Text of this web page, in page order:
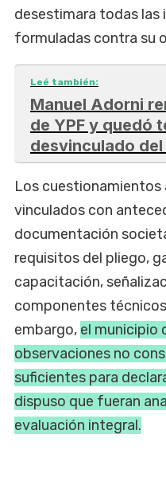
desestimara todas las
formuladas contra su
Leé también:
Manuel Adorni
de YPF y quedó
desvinculado
Los
vinculados con
documentación
requisitos del pliego,
capacitación,
componentes
embargo, el municipio
observaciones no
suficientes para
dispuso que fueran
evaluación integral.